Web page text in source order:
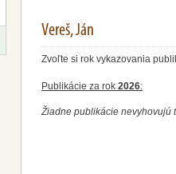
Vereš, Ján
Zvoľte si rok vykazovania
Publikácie za rok 2026:
Žiadne publikácie nevyhovujú